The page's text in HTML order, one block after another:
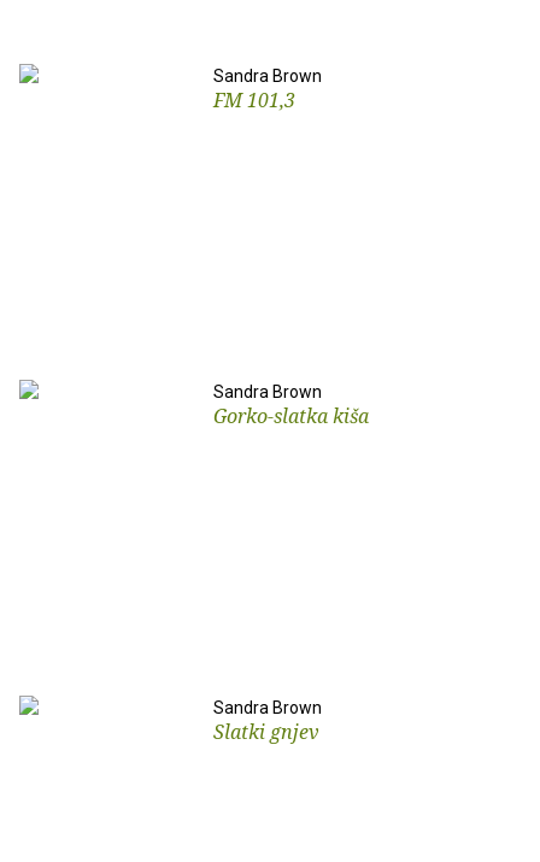
Sandra Brown
FM 101,3
Sandra Brown
Gorko-slatka kiša
Sandra Brown
Slatki gnjev